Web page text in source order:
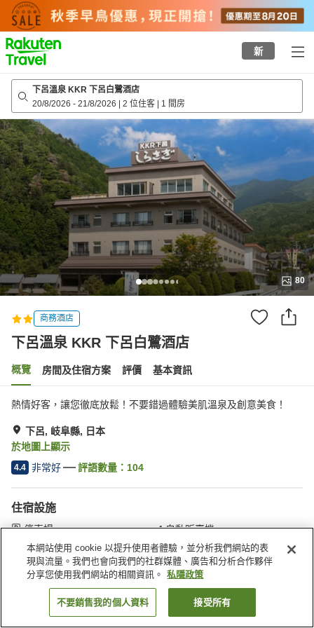
to
top
page
新
下呂溫泉 KKR 下呂白鷺酒店
20/8/2026 - 21/8/2026 | 2 位住客 | 1 間房
80
商務酒店
下呂溫泉 KKR 下呂白鷺酒店
概覽 房間及住宿方案 評價 基本資訊
熱情好客，讓您徹底放鬆！不要錯過體驗美肌溫泉及創意美食！
下呂, 岐阜縣, 日本
於地圖上顯示
4.4 非常好 評語數量： 104
住宿設施
停車場
自動販賣機
商店
宴會廳
主頁 日本 岐阜縣 下呂 下呂溫泉 KKR 下呂白鷺酒店
找客房
本網站使用 cookie 以提升使用者體驗，並分析我們網站的表
現與流量。我們也會向我們的社群媒體、廣告和分析合作夥伴
分享您使用我們網站的相關資訊。
私隱政策
不要銷售我的個人資料 接受所有